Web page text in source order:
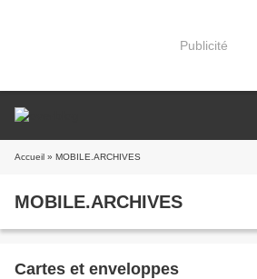
Publicité
Accueil » MOBILE.ARCHIVES
MOBILE.ARCHIVES
Cartes et enveloppes